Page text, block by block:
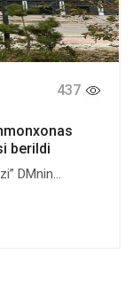
437
berildi
DMnin...